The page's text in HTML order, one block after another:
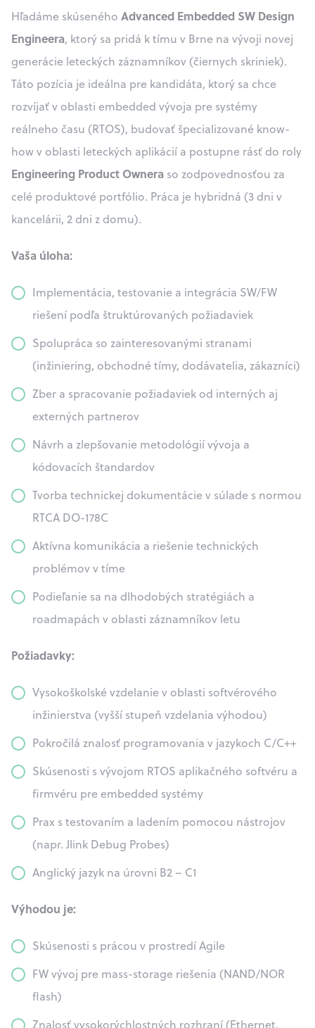
Hľadáme skúseného Advanced Embedded SW Design
Engineera, ktorý sa pridá k tímu v Brne na vývoji novej
generácie leteckých záznamníkov (čiernych skriniek).
Táto pozícia je ideálna pre kandidáta, ktorý sa chce
rozvíjať v oblasti embedded vývoja pre systémy
reálneho času (RTOS), budovať špecializované know-
how v oblasti leteckých aplikácií a postupne rásť do roly
Engineering Product Ownera so zodpovednosťou za
celé produktové portfólio. Práca je hybridná (3 dni v
kancelárii, 2 dni z domu).
Vaša úloha:
Implementácia, testovanie a integrácia SW/FW
riešení podľa štruktúrovaných požiadaviek
Spolupráca so zainteresovanými stranami
(inžiniering, obchodné tímy, dodávatelia, zákazníci)
Zber a spracovanie požiadaviek od interných aj
externých partnerov
Návrh a zlepšovanie metodológií vývoja a
kódovacích štandardov
Tvorba technickej dokumentácie v súlade s normou
RTCA DO-178C
Aktívna komunikácia a riešenie technických
problémov v tíme
Podieľanie sa na dlhodobých stratégiách a
roadmapách v oblasti záznamníkov letu
Požiadavky:
Vysokoškolské vzdelanie v oblasti softvérového
inžinierstva (vyšší stupeň vzdelania výhodou)
Pokročilá znalosť programovania v jazykoch C/C++
Skúsenosti s vývojom RTOS aplikačného softvéru a
firmvéru pre embedded systémy
Prax s testovaním a ladením pomocou nástrojov
(napr. Jlink Debug Probes)
Anglický jazyk na úrovni B2 – C1
Výhodou je:
Skúsenosti s prácou v prostredí Agile
FW vývoj pre mass-storage riešenia (NAND/NOR
flash)
Znalosť vysokorýchlostných rozhraní (Ethernet,